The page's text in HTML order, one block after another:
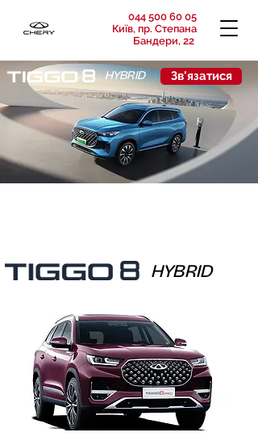
044 500 60 05
Київ, пр. Степана
Бандери, 22
Зв'язатися
HYBRID
HYBRID